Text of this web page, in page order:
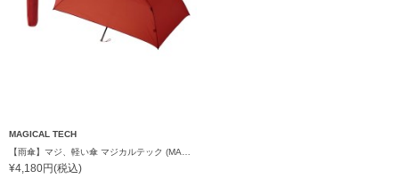
MAGICAL TECH
¥4,180円(税込)